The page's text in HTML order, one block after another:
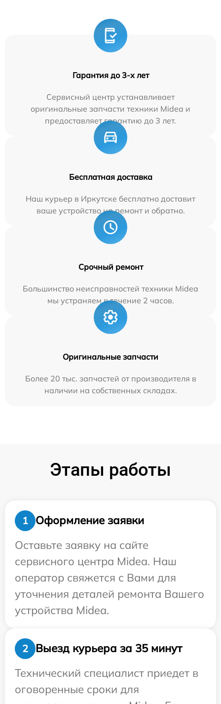
Гарантия до 3-х лет
Сервисный центр устанавливает
оригинальные запчасти техники Midea и
предоставляет гарантию до 3 лет.
Бесплатная доставка
Наш курьер в Иркутске бесплатно доставит
ваше устройство на ремонт и обратно.
Срочный ремонт
Большинство неисправностей техники Midea
мы устраняем в течение 2 часов.
Оригинальные запчасти
Более 20 тыс. запчастей от производителя в
наличии на собственных складах.
Этапы работы
1
Оформление заявки
Оставьте заявку на сайте
сервисного центра Midea. Наш
оператор свяжется с Вами для
уточнения деталей ремонта Вашего
устройства Midea.
2
Выезд курьера за 35 минут
Технический специалист приедет в
оговоренные сроки для